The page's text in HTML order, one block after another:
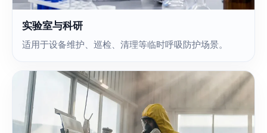
实验室与科研
适用于设备维护、巡检、清理等临时呼吸防护场景。